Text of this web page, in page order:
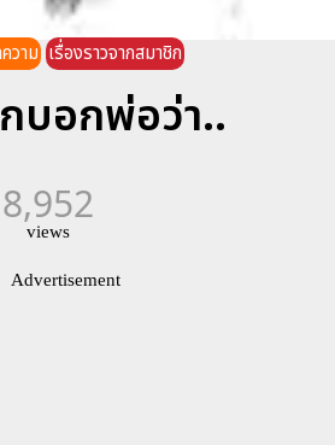
วาม เรื่องราวจากสมาชิก
บอกพ่อว่า..
8,952
views
Advertisement